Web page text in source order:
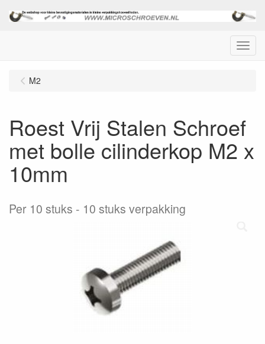
Menu
M2
Roest Vrij Stalen Schroef
met bolle cilinderkop M2 x
10mm
Per 10 stuks 10 stuks verpakking